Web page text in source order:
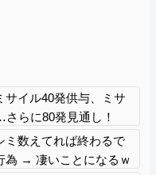
イル40発供与、ミサ
らに80発見通し！
ミ数えてれば終わるで
為 → 凄いことになるｗ